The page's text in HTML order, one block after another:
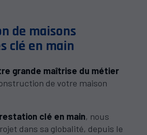
de maisons
clé en main
grande maîtrise du métier
de votre maison
clé en main, nous
dans sa globalité, depuis le